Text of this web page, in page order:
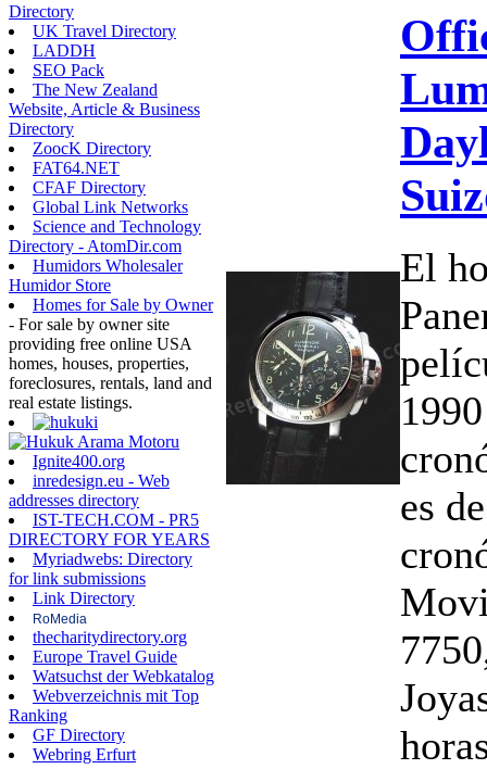
Directory
UK Travel Directory
LADDH
SEO Pack
The New Zealand
Website, Article & Business
Directory
ZoocK Directory
FAT64.NET
CFAF Directory
Global Link Networks
Science and Technology
Directory - AtomDir.com
Humidors Wholesaler
Humidor Store
Homes for Sale by Owner
- For sale by owner site
providing free online USA
homes, houses, properties,
foreclosures, rentals, land and
real estate listings.
Ignite400.org
inredesign.eu - Web
addresses directory
IST-TECH.COM - PR5
DIRECTORY FOR YEARS
Myriadwebs: Directory
for link submissions
Link Directory
RoMedia
thecharitydirectory.org
Europe Travel Guide
Watsuchst der Webkatalog
Webverzeichnis mit Top
Ranking
GF Directory
Webring Erfurt
El
es